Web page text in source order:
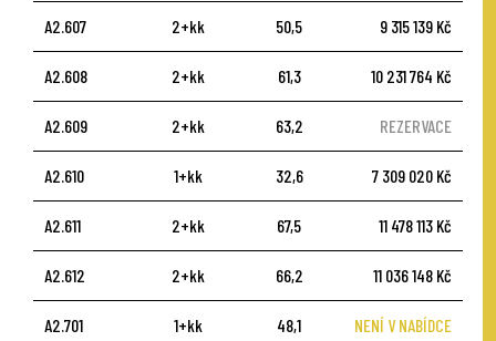
A2.607 2+kk 50,5 9 315 139 Kč
A2.608 2+kk 61,3 10 231 764 Kč
A2.609 2+kk 63,2 REZERVACE
A2.610 1+kk 32,6 7 309 020 Kč
A2.611 2+kk 67,5 11 478 113 Kč
A2.612 2+kk 66,2 11 036 148 Kč
A2.701 1+kk 48,1 NENÍ V NABÍDCE